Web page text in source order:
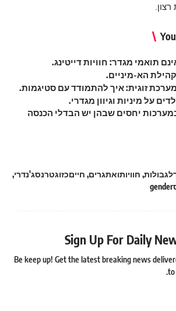
תואמי מגדר: חוויות דייטינג.
הא-מיניים.
זוגית: איך להתמודד עם סטיגמות.
על מיניות וגיוון מגדרי.
יחסים שבהן יש הבדלי הכנסה
,חוויותואתגרים,חייםכזוגטרנסג'נדרי,
Sign Up For Daily
Be keep up! Get the latest breaking news